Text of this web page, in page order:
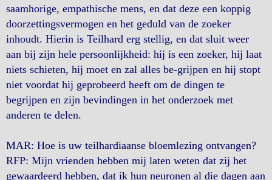
saamhorige, empathische mens, en dat deze een koppig
doorzettingsvermogen en het geduld van de zoeker
inhoudt. Hierin is Teilhard erg stellig, en dat sluit weer
aan bij zijn hele persoonlijkheid: hij is een zoeker, hij laat
niets schieten, hij moet en zal alles be-grijpen en hij stopt
niet voordat hij geprobeerd heeft om de dingen te
begrijpen en zijn bevindingen in het onderzoek met
anderen te delen.
MAR: Hoe is uw teilhardiaanse bloemlezing ontvangen?
RFP: Mijn vrienden hebben mij laten weten dat zij het
gewaardeerd hebben, dat ik hun neuronen al die dagen aan